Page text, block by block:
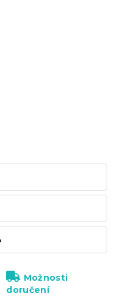
Možnosti
doručení